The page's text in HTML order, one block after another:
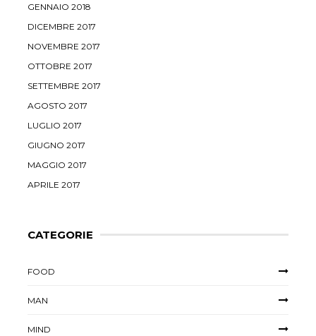
GENNAIO 2018
DICEMBRE 2017
NOVEMBRE 2017
OTTOBRE 2017
SETTEMBRE 2017
AGOSTO 2017
LUGLIO 2017
GIUGNO 2017
MAGGIO 2017
APRILE 2017
CATEGORIE
FOOD
MAN
MIND